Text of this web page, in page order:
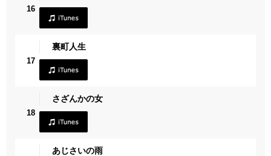
16
17
裏町人生
18
さざんかの女
あじさいの雨